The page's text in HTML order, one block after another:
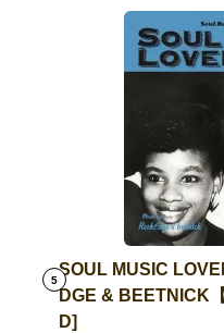
5
SOUL MUSIC
DGE & BEETNICK
D]